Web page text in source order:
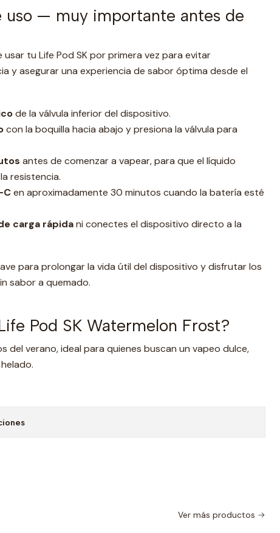
uso — muy importante antes de
tu Life Pod SK por primera vez para evitar
y asegurar una experiencia de sabor óptima desde el
de la válvula inferior del dispositivo.
con la boquilla hacia abajo y presiona la válvula para
antes de comenzar a vapear, para que el líquido
resistencia.
Cen aproximadamente 30 minutos cuando la batería esté
carga rápidani conectes el dispositivo directo a la
para prolongar la vida útil del dispositivo y disfrutar los
sabor a quemado.
Pod SK Watermelon Frost?
del verano, ideal para quienes buscan un vapeo dulce,
Ver más productos